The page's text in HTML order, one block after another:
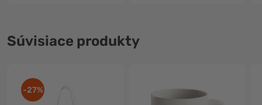
Súvisiace produkty
-27%